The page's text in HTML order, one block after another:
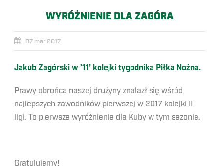
WYRÓŻNIENIE DLA ZAGÓRA
07 mar 2017
Jakub Zagórski w ’11’ kolejki tygodnika Piłka Nożna.
Prawy obrońca naszej drużyny znalazł się wśród
najlepszych zawodników pierwszej w 2017 kolejki II
ligi. To pierwsze wyróżnienie dla Kuby w tym sezonie.
Gratulujemy!